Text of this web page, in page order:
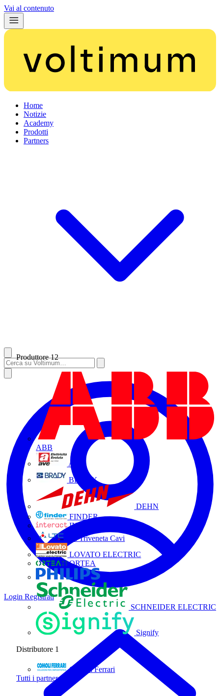
Vai al contenuto
Home
Notizie
Academy
Prodotti
Partners
Produttore 12
ABB
AVE
BRADY
DEHN
FINDER
INTERACT
La Triveneta Cavi
LOVATO ELECTRIC
ORTEA
SCHNEIDER ELECTRIC
Signify
Distributore 1
Comoli Ferrari
Tutti i partner
Login Registrati